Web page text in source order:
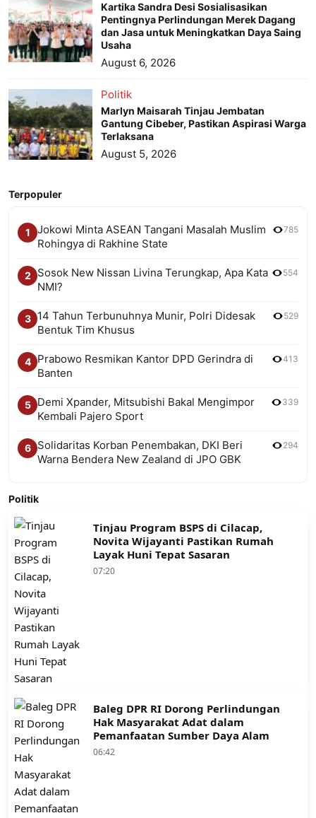
Kartika Sandra Desi Sosialisasikan
Pentingnya Perlindungan Merek Dagang
dan Jasa untuk Meningkatkan Daya Saing
Usaha
August 6, 2026
Politik
Marlyn Maisarah Tinjau Jembatan
Gantung Cibeber, Pastikan Aspirasi Warga
Terlaksana
August 5, 2026
Terpopuler
1
Jokowi Minta ASEAN Tangani Masalah Muslim
Rohingya di Rakhine State
785
2
Sosok New Nissan Livina Terungkap, Apa Kata
NMI?
554
3
14 Tahun Terbunuhnya Munir, Polri Didesak
Bentuk Tim Khusus
529
4
Prabowo Resmikan Kantor DPD Gerindra di
Banten
413
5
Demi Xpander, Mitsubishi Bakal Mengimpor
Kembali Pajero Sport
339
6
Solidaritas Korban Penembakan, DKI Beri
Warna Bendera New Zealand di JPO GBK
294
Politik
Tinjau Program BSPS di Cilacap,
Novita Wijayanti Pastikan Rumah
Layak Huni Tepat Sasaran
07:20
Baleg DPR RI Dorong Perlindungan
Hak Masyarakat Adat dalam
Pemanfaatan Sumber Daya Alam
06:42